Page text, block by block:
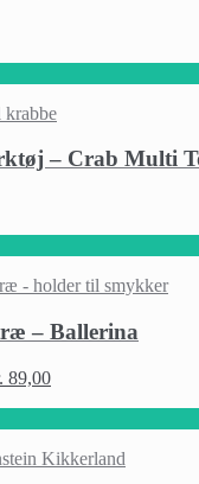
– Crab Multi
– Ballerina
89,00